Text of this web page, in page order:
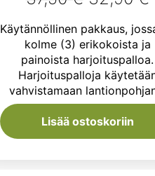
tuotteesta:
5.00/ 5
hinta
oli:
37,50 €.
Käytännöllinen pakkaus,
kolme (3) erikokoista ja
painoista harjoituspalloa.
Harjoituspalloja
vahvistamaan
Lisää ostoskoriin